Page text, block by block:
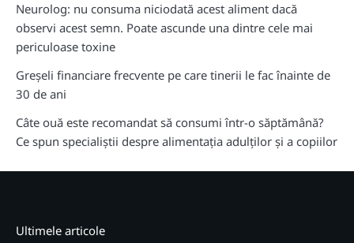
Neurolog: nu consuma niciodată acest aliment dacă
observi acest semn. Poate ascunde una dintre cele mai
periculoase toxine
Greșeli financiare frecvente pe care tinerii le fac înainte de
30 de ani
Câte ouă este recomandat să consumi într-o săptămână?
Ce spun specialiștii despre alimentația adulților și a copiilor
Ultimele articole